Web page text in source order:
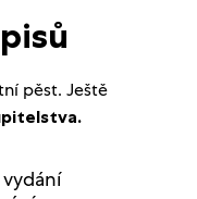
pěst. Ještě